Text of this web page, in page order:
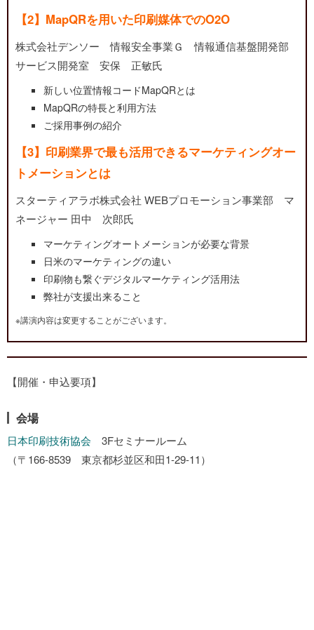
【2】MapQRを用いた印刷媒体でのO2O
株式会社デンソー 情報安全事業Ｇ 情報通信基盤開発部
サービス開発室 安保 正敏氏
新しい位置情報コードMapQRとは
MapQRの特長と利用方法
ご採用事例の紹介
【3】印刷業界で最も活用できるマーケティングオー
トメーションとは
スターティアラボ株式会社 WEBプロモーション事業部 マ
ネージャー 田中 次郎氏
マーケティングオートメーションが必要な背景
日米のマーケティングの違い
印刷物も繋ぐデジタルマーケティング活用法
弊社が支援出来ること
※講演内容は変更することがございます。
【開催・申込要項】
会場
日本印刷技術協会 3Fセミナールーム
（〒166-8539 東京都杉並区和田1-29-11）